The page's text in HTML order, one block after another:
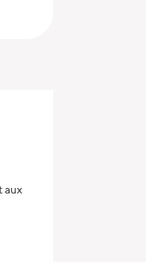
aux